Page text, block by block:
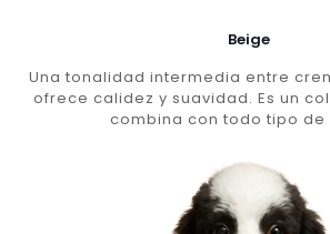
Beige
Una tonalidad intermedia entre
ofrece calidez y suavidad. Es un
combina con todo tipo de